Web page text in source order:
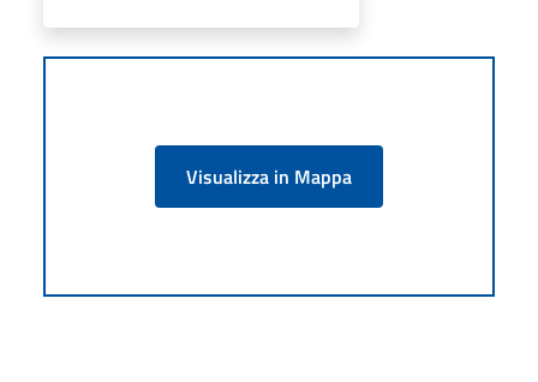
Visualizza in Mappa